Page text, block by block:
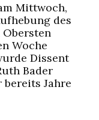
Mittwoch,
des
Obersten
Woche
Dissent
Bader
Jahre